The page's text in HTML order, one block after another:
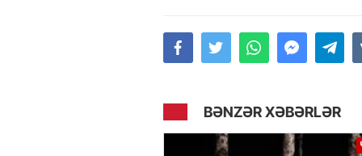
BƏNZƏR XƏBƏRLƏR